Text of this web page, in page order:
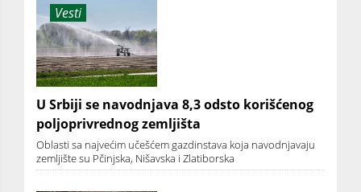
Vesti
U Srbiji se navodnjava 8,3 odsto korišćenog
poljoprivrednog zemljišta
Oblasti sa najvećim učešćem gazdinstava koja navodnjavaju
zemljište su Pčinjska, Nišavska i Zlatiborska